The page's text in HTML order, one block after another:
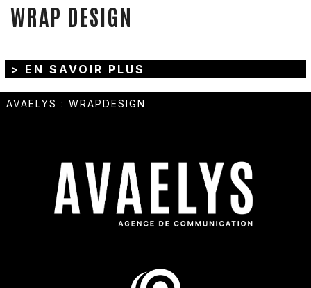
WRAP DESIGN
> EN SAVOIR PLUS
AVAELYS : WRAPDESIGN